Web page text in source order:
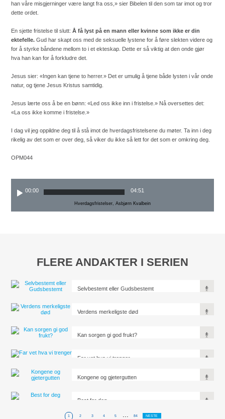
han våre misgjerninger være langt fra oss,» sier Bibelen til den som tar imot og tror
dette ordet.
En sjette fristelse til slutt: Å få lyst på en mann eller kvinne som ikke er din
ektefelle. Gud har skapt oss med de seksuelle lystene for å føre slekten videre og
for å styrke båndene mellom to i et ekteskap. Dette er så viktig at den onde gjør
hva han kan for å forkludre det.
Jesus sier: «Ingen kan tjene to herrer.» Det er umulig å tjene både lysten i vår onde
natur, og tjene Jesus Kristus samtidig.
Jesus lærte oss å be en bønn: «Led oss ikke inn i fristelse.» Nå oversettes det:
«La oss ikke komme i fristelse.»
I dag vil jeg oppildne deg til å stå imot de hverdagsfristelsene du møter. Ta inn i deg
rikelig av det som er over deg, så viker du ikke så lett for det som er omkring deg.
OPM044
00:00 04:51
Hverdagsfristelser, Asbjørn Kvalbein
FLERE ANDAKTER I SERIEN
Selvbestemt eller Gudsbestemt
Verdens merkeligste død
Kan sorgen gi god frukt?
Far vet hva vi trenger
Kongene og gjetergutten
Best for deg
1 2 3 4 5 ... 84 NESTE